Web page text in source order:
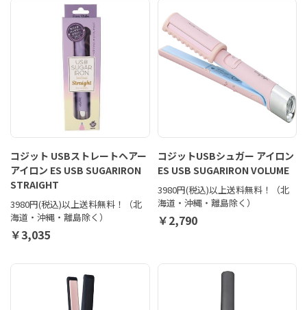
コジット USBストレートヘアー
アイロン ES USB SUGARIRON
STRAIGHT
3980円(税込)以上送料無料！（北
海道・沖縄・離島除く）
￥3,035
コジットUSBシュガー アイロン
ES USB SUGARIRON VOLUME
3980円(税込)以上送料無料！（北
海道・沖縄・離島除く）
￥2,790